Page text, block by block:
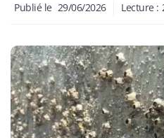
Publié le 29/06/2026 Lecture :